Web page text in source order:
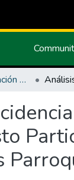
Carrera de Administración Pública